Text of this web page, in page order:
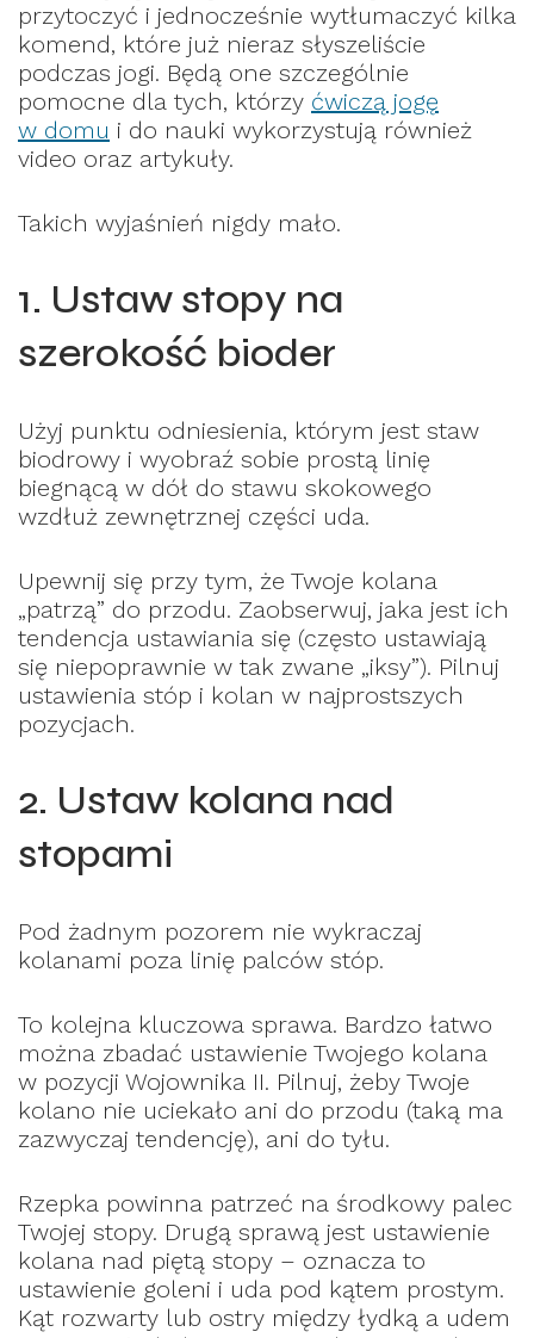
przytoczyć i jednocześnie wytłumaczyć kilka
komend, które już nieraz słyszeliście
podczas jogi. Będą one szczególnie
pomocne dla tych, którzy ćwiczą jogę
w domu i do nauki wykorzystują również
video oraz artykuły.
Takich wyjaśnień nigdy mało.
1. Ustaw stopy na
szerokość bioder
Użyj punktu odniesienia, którym jest staw
biodrowy i wyobraź sobie prostą linię
biegnącą w dół do stawu skokowego
wzdłuż zewnętrznej części uda.
Upewnij się przy tym, że Twoje kolana
„patrzą” do przodu. Zaobserwuj, jaka jest ich
tendencja ustawiania się (często ustawiają
się niepoprawnie w tak zwane „iksy”). Pilnuj
ustawienia stóp i kolan w najprostszych
pozycjach.
2. Ustaw kolana nad
stopami
Pod żadnym pozorem nie wykraczaj
kolanami poza linię palców stóp.
To kolejna kluczowa sprawa. Bardzo łatwo
można zbadać ustawienie Twojego kolana
w pozycji Wojownika II. Pilnuj, żeby Twoje
kolano nie uciekało ani do przodu (taką ma
zazwyczaj tendencję), ani do tyłu.
Rzepka powinna patrzeć na środkowy palec
Twojej stopy. Drugą sprawą jest ustawienie
kolana nad piętą stopy – oznacza to
ustawienie goleni i uda pod kątem prostym.
Kąt rozwarty lub ostry między łydką a udem